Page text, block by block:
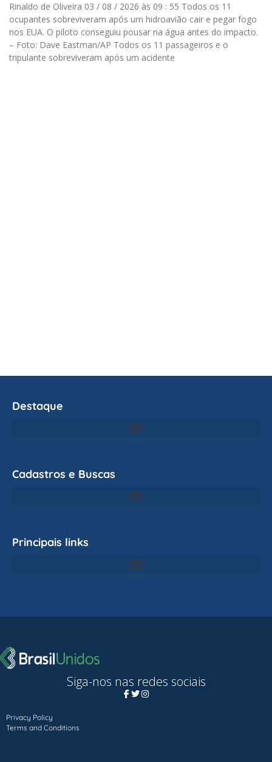
Rinaldo de Oliveira 03 / 08 / 2026 às 09 : 55 Todos os 11
ocupantes sobreviveram após um hidroavião cair e pegar fogo
nos EUA. O piloto conseguiu pousar na água antes do impacto.
– Foto: Dave Eastman/AP Todos os 11 passageiros e o
tripulante sobreviveram após um acidente
Destaque
Cadastros e Buscas
Principais links
Siga-nos nas redes sociais
Privacy Policy
Terms and Conditions